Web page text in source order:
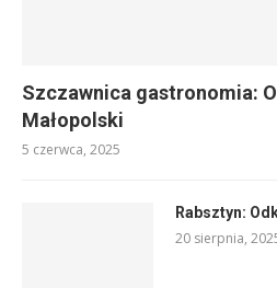
Szczawnica gastronomia:
Małopolski
5 czerwca, 2025
Rabsztyn:
20 sierpnia,